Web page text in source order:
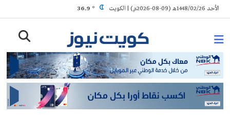
Skip
to
الأحد 1448/02/26هـ (09-08-2026م) | الكويت ° 36.9